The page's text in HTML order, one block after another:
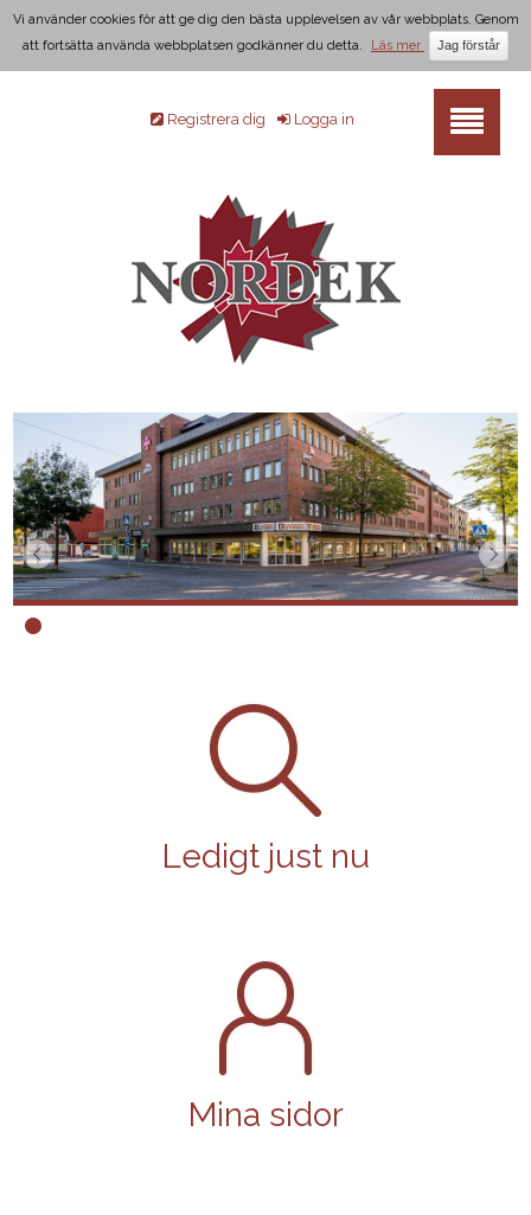
Vi använder cookies för att ge dig den bästa upplevelsen av vår webbplats. Genom
att fortsätta använda webbplatsen godkänner du detta.
Läs mer
Logga in
Registrera dig
Ledigt just nu
Mina sidor